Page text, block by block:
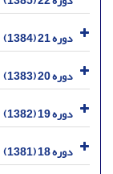
دوره 21 (1384)
دوره 20 (1383)
دوره 19 (1382)
دوره 18 (1381)